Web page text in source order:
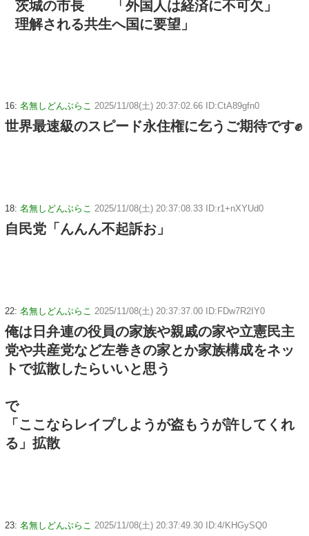
茨城の市長 「外国人は経済に不可欠」
理解される共生へ国に要望」
16: 名無しどんぶらこ 2025/11/08(土) 20:37:02.66 ID:CtA89gfn0
世界最速級のスピード永住権に乞うご期待です✊
18: 名無しどんぶらこ 2025/11/08(土) 20:37:08.33 ID:r1+nXYUd0
自民党「んんん不起訴お」
22: 名無しどんぶらこ 2025/11/08(土) 20:37:37.00 ID:FDw7R2IY0
俺は日弁連の役員の家族や親戚の家や立憲民主
党や共産党など左巻きの家とか家族構成をネッ
トで拡散したらいいと思う
で
「ここならレイプしようが盗もうが許してくれ
る」拡散
23: 名無しどんぶらこ 2025/11/08(土) 20:37:49.30 ID:4/KHGySQ0